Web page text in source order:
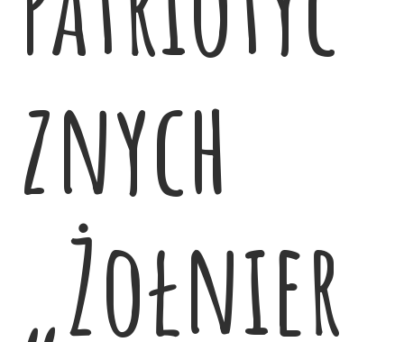
znych
„Żołnier